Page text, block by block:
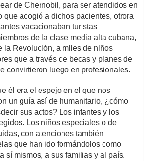
de Chernobil, para ser atendidos en
que acogió a dichos pacientes, otrora
vacacionaban turistas
de la clase media alta cubana,
la Revolución, a miles de niños
que a través de becas y planes de
convirtieron luego en profesionales.
él era el espejo en el que nos
un guía así de humanitario, ¿cómo
sus actos? Los infantes y los
Los niños especiales o de
con atenciones también
que han ido formándolos como
sí mismos, a sus familias y al país.